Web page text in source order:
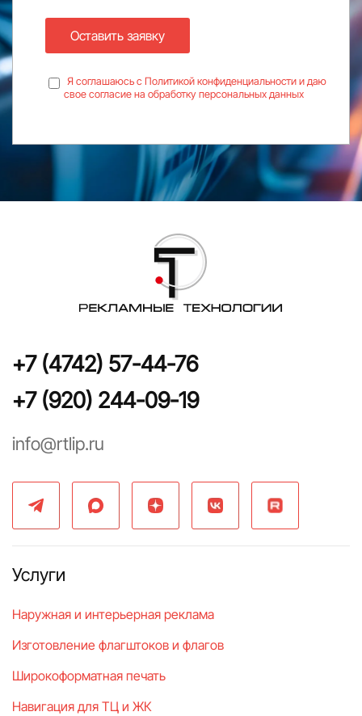
Оставить заявку
Я соглашаюсь с Политикой конфиденциальности и даю
свое согласие на обработку персональных данных
+7 (4742) 57-44-76
+7 (920) 244-09-19
info@rtlip.ru
Услуги
Наружная и интерьерная реклама
Изготовление флагштоков и флагов
Широкоформатная печать
Навигация для ТЦ и ЖК